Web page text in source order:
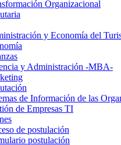
Organizacional
y Economía del
y Administración -MBA-
de Información de las
de Empresas TI
de postulación
postulación